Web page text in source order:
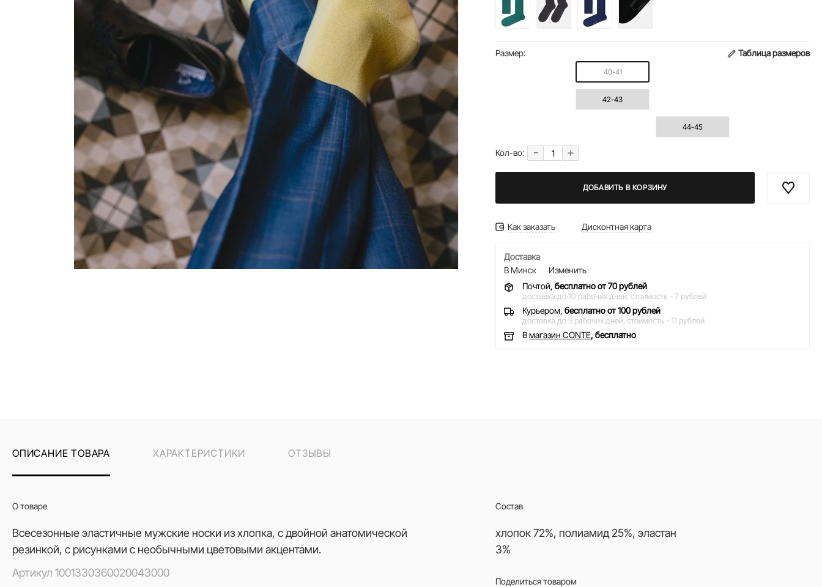
Размер: Таблица размеров
40-41
42-43
44-45
Кол-во: - +
ДОБАВИТЬ В КОРЗИНУ
Как заказать Дисконтная карта
Доставка
В Минск
Изменить
Почтой,бесплатно от 70 рублей
доставка до 10 рабочих дней, стоимость - 7 рублей
Курьером,бесплатно от 100 рублей
доставка до 5 рабочих дней, стоимость - 11 рублей
Вмагазин CONTE, бесплатно
ОПИСАНИЕ ТОВАРА ХАРАКТЕРИСТИКИ ОТЗЫВЫ
О товаре
Всесезонные эластичные мужские носки из хлопка, с двойной анатомической
резинкой, с рисунками с необычными цветовыми акцентами.
Артикул 1001330360020043000
Состав
хлопок 72%, полиамид 25%, эластан
3%
Поделиться товаром